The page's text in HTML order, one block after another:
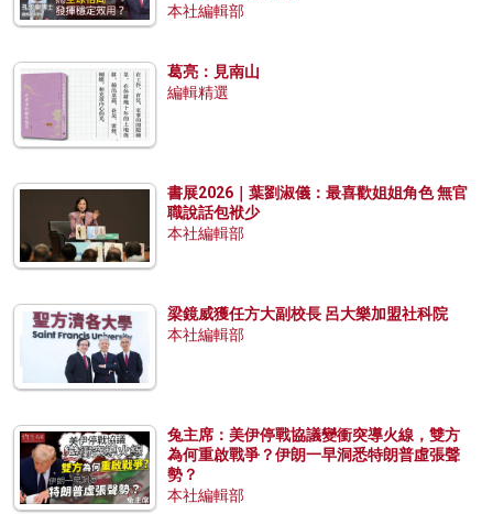
本社編輯部
葛亮：見南山
編輯精選
書展2026｜葉劉淑儀：最喜歡姐姐角色 無官
職說話包袱少
本社編輯部
梁鏡威獲任方大副校長 呂大樂加盟社科院
本社編輯部
兔主席：美伊停戰協議變衝突導火線，雙方
為何重啟戰爭？伊朗一早洞悉特朗普虛張聲
勢？
本社編輯部